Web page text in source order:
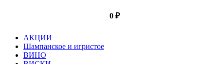
0 ₽
АКЦИИ
Шампанское и игристое
ВИНО